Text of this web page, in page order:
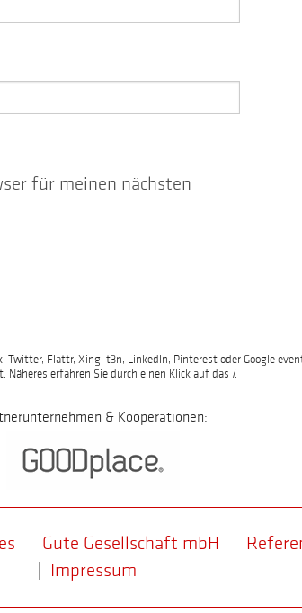
für meinen nächsten
Twitter, Flattr, Xing, t3n, LinkedIn, Pinterest oder Google
Näheres erfahren Sie durch einen Klick auf das i.
& Kooperationen:
Gute Gesellschaft mbH
Impressum